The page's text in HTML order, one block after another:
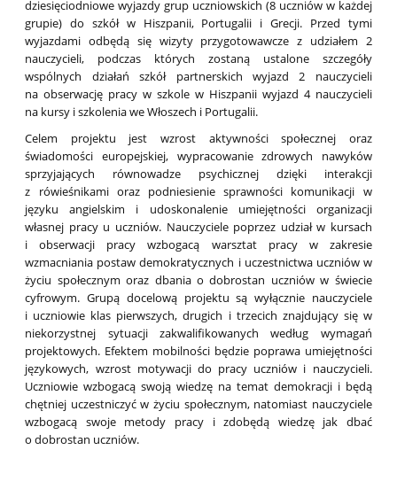
dziesięciodniowe wyjazdy grup uczniowskich (8 uczniów w każdej
grupie) do szkół w Hiszpanii, Portugalii i Grecji. Przed tymi
wyjazdami odbędą się wizyty przygotowawcze z udziałem 2
nauczycieli, podczas których zostaną ustalone szczegóły
wspólnych działań szkół partnerskich wyjazd 2 nauczycieli
na obserwację pracy w szkole w Hiszpanii wyjazd 4 nauczycieli
na kursy i szkolenia we Włoszech i Portugalii.
Celem projektu jest wzrost aktywności społecznej oraz
świadomości europejskiej, wypracowanie zdrowych nawyków
sprzyjających równowadze psychicznej dzięki interakcji
z rówieśnikami oraz podniesienie sprawności komunikacji w
języku angielskim i udoskonalenie umiejętności organizacji
własnej pracy u uczniów. Nauczyciele poprzez udział w kursach
i obserwacji pracy wzbogacą warsztat pracy w zakresie
wzmacniania postaw demokratycznych i uczestnictwa uczniów w
życiu społecznym oraz dbania o dobrostan uczniów w świecie
cyfrowym. Grupą docelową projektu są wyłącznie nauczyciele
i uczniowie klas pierwszych, drugich i trzecich znajdujący się w
niekorzystnej sytuacji zakwalifikowanych według wymagań
projektowych. Efektem mobilności będzie poprawa umiejętności
językowych, wzrost motywacji do pracy uczniów i nauczycieli.
Uczniowie wzbogacą swoją wiedzę na temat demokracji i będą
chętniej uczestniczyć w życiu społecznym, natomiast nauczyciele
wzbogacą swoje metody pracy i zdobędą wiedzę jak dbać
o dobrostan uczniów.